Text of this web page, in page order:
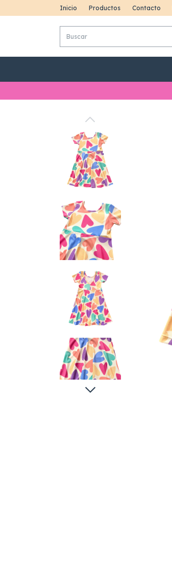
Inicio Productos Contacto